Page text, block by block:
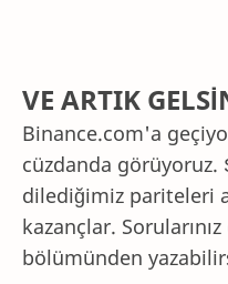
VE ARTIK
Binance.com'a
cüzdanda
dilediğimiz pariteleri
kazançlar.
bölümünden